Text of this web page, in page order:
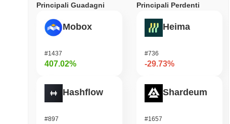
Principali Guadagni
Mobox
#1437
407.02%
Hashflow
#897
Principali Perdenti
Heima
#736
-29.73%
Shardeum
#1657